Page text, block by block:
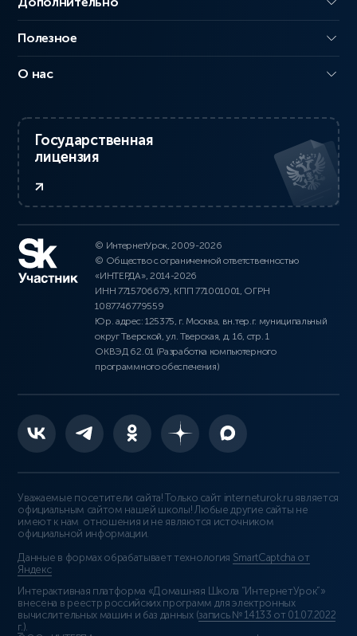
Полезное
О нас
Государственная
лицензия
© ИнтернетУрок, 2009-2026
© Общество с ограниченной ответственностью
«ИНТЕРДА», 2014-2026
ИНН 7715706679, КПП 771001001, ОГРН
1087746779559
Юр. адрес: 125375, г. Москва, вн.тер.г. муниципальный
округ Тверской, ул. Тверская, д. 16, стр. 1
ОКВЭД 62.01 (Разработка компьютерного
программного обеспечения)
Уважаемые посетители сайта! Только сайт interneturok.ru является
официальным сайтом нашей школы! Любые другие сайты не
имеют к нам отношения и не являются источником
официальной информации.
Данные в формах обрабатывает технология SmartCaptcha от
Яндекс
Интерактивная платформа «Домашняя Школа “ИнтернетУрок”»
внесена в реестр российских программ для электронных
вычислительных машин и баз данных (запись № 14133 от 01.07.2022
г.).